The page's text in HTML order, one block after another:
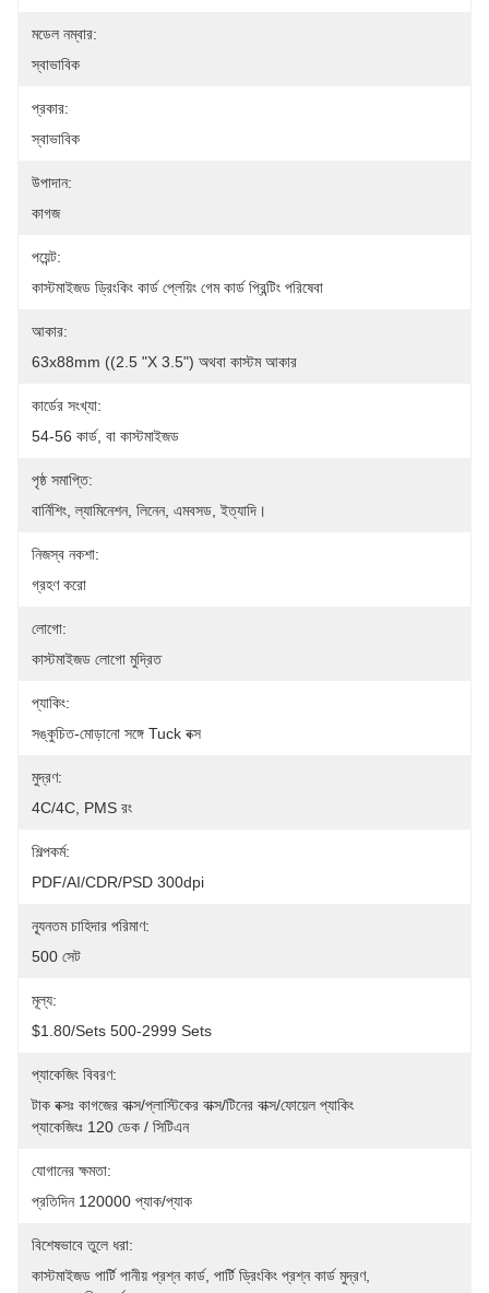
মডেল নম্বার:
স্বাভাবিক
প্রকার:
স্বাভাবিক
উপাদান:
কাগজ
পয়েন্ট:
কাস্টমাইজড ড্রিংকিং কার্ড প্লেয়িং গেম কার্ড প্রিন্টিং পরিষেবা
আকার:
63x88mm ((2.5 "x 3.5") অথবা কাস্টম আকার
কার্ডের সংখ্যা:
54-56 কার্ড, বা কাস্টমাইজড
পৃষ্ঠ সমাপ্তি:
বার্নিশিং, ল্যামিনেশন, লিনেন, এমবসড, ইত্যাদি।
নিজস্ব নকশা:
গ্রহণ করো
লোগো:
কাস্টমাইজড লোগো মুদ্রিত
প্যাকিং:
সঙ্কুচিত-মোড়ানো সঙ্গে Tuck বক্স
মুদ্রণ:
4C/4C, PMS রং
শিল্পকর্ম:
PDF/AI/CDR/PSD 300dpi
ন্যূনতম চাহিদার পরিমাণ:
500 সেট
মূল্য:
$1.80/sets 500-2999 Sets
প্যাকেজিং বিবরণ:
টাক বক্সঃ কাগজের বাক্স/প্লাস্টিকের বাক্স/টিনের বাক্স/ফোয়েল প্যাকিং
প্যাকেজিংঃ 120 ডেক / সিটিএন
যোগানের ক্ষমতা:
প্রতিদিন 120000 প্যাক/প্যাক
বিশেষভাবে তুলে ধরা:
কাস্টমাইজড পার্টি পানীয় প্রশ্ন কার্ড, পার্টি ড্রিংকিং প্রশ্ন কার্ড মুদ্রণ,